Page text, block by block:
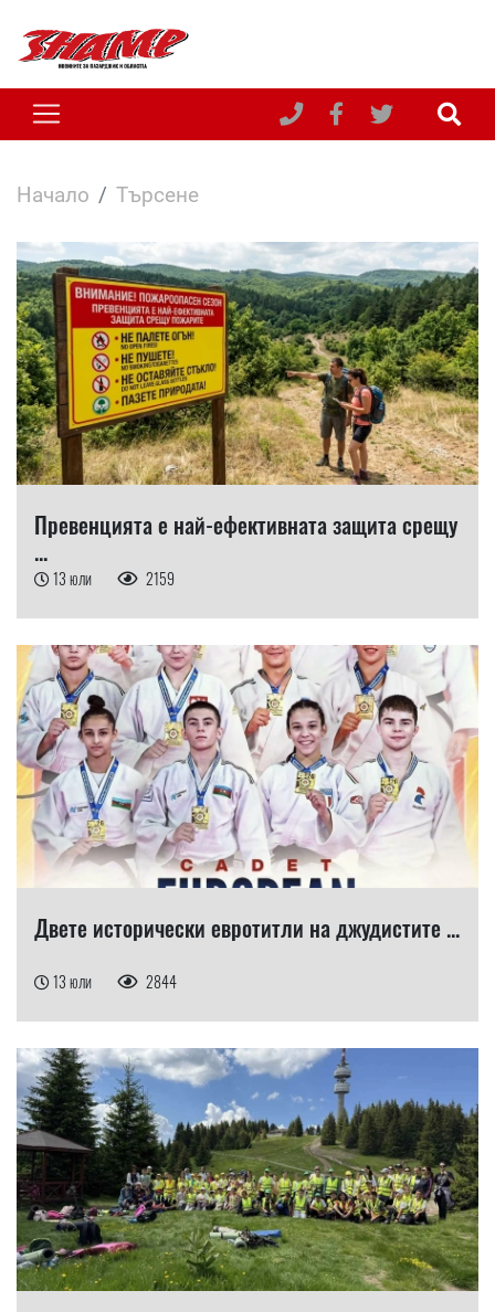
Начало Търсене
Превенцията е най-ефективната защита срещу
...
13 юли 2159
Двете исторически евротитли на джудистите ...
13 юли 2844